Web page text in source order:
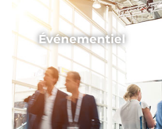
Événementiel